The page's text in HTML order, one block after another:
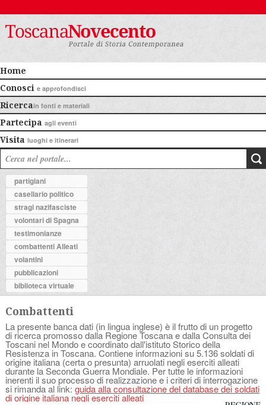
Home
Conosci e approfondisci
Ricercain fonti e materiali
Partecipa agli eventi
Visita luoghi e itinerari
partigiani
casellario politico
stragi nazifasciste
volontari di Spagna
testimonianze
combattenti Alleati
volantini
pubblicazioni
biblioteca virtuale
Combattenti
La presente banca dati (in lingua inglese) è il frutto di un progetto
di ricerca promosso dalla Regione Toscana e dalla Consulta dei
Toscani nel Mondo e coordinato dall'istituto Storico della
Resistenza in Toscana. Contiene informazioni su 5.136 soldati di
origine italiana (certa o presunta) arruolati negli eserciti alleati
durante la Seconda Guerra Mondiale. Per tutte le informazioni
inerenti il suo processo di realizzazione e i criteri di interrogazione
si rimanda al link: guida alla consultazione del database dei soldati
di origine italiana negli eserciti alleati